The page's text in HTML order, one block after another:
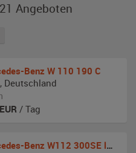
Angeboten
Benz W 110 190 C
, Deutschland
EUR / Tag
Benz W112 300SE lang Königsflosse